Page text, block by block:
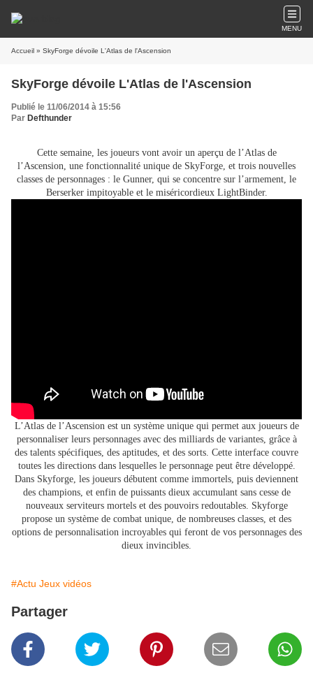
MENU
Accueil
Publié le 11/06/2014 à 15:56
Par Defthunder
Cette semaine, les joueurs vont avoir un aperçu de l’Atlas de
l’Ascension, une fonctionnalité unique de SkyForge, et trois nouvelles
classes de personnages : le Gunner, qui se concentre sur l’armement, le
Berserker impitoyable et le miséricordieux LightBinder.
L’Atlas de l’Ascension est un système unique qui permet aux joueurs de
personnaliser leurs personnages avec des milliards de variantes, grâce à
des talents spécifiques, des aptitudes, et des sorts. Cette interface couvre
toutes les directions dans lesquelles le personnage peut être développé.
Dans Skyforge, les joueurs débutent comme immortels, puis deviennent
des champions, et enfin de puissants dieux accumulant sans cesse de
nouveaux serviteurs mortels et des pouvoirs redoutables. Skyforge
propose un système de combat unique, de nombreuses classes, et des
options de personnalisation incroyables qui feront de vos personnages des
dieux invincibles.
#Actu Jeux vidéos
Partager